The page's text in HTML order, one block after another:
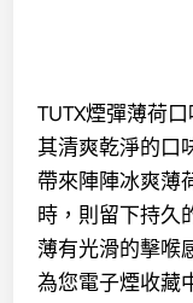
TUTX煙彈薄荷
其清爽乾淨的口
帶來陣陣冰爽薄
時，則留下持久
薄有光滑的擊喉
為您電子煙收藏